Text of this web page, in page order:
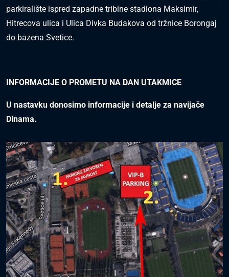
parkiralište ispred zapadne tribine stadiona Maksimir,
Hitrecova ulica i Ulica Divka Budakova od tržnice Borongaj
do bazena Svetice.
INFORMACIJE O PROMETU NA DAN UTAKMICE
U nastavku donosimo informacije i detalje za navijače
Dinama.